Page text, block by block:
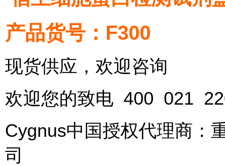
产品货号：F300
现货供应，欢迎咨询
欢迎您的致电 400
Cygnus中国授权代理商：
司